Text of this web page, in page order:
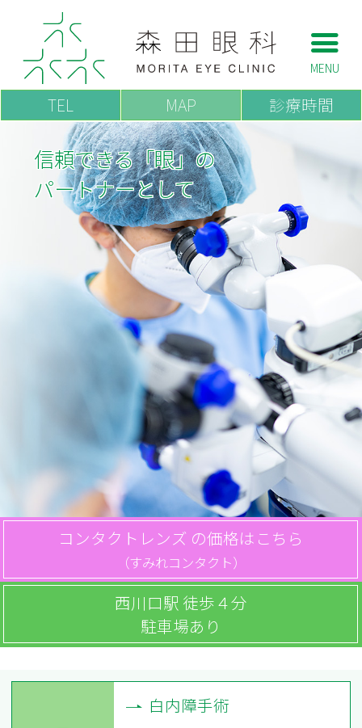
西川口駅・川口市・蕨市
の眼科なら森田眼科
TEL MAP 診療時間
コンタクトレンズ の価格はこちら
（すみれコンタクト）
西川口駅 徒歩４分
駐車場あり
信頼できる「眼」の
パートナーとして
白内障手術